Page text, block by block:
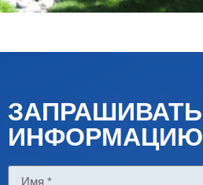
ЗАПРАШИВАТЬ
ИНФОРМАЦИЮ